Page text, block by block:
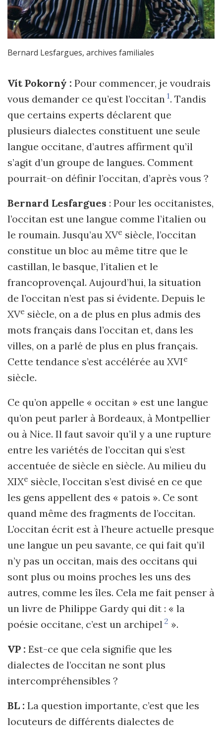
Bernard Lesfargues, archives familiales
Vít Pokorný : Pour commencer, je voudrais
vous demander ce qu’est l’occitan 1. Tandis
que certains experts déclarent que
plusieurs dialectes constituent une seule
langue occitane, d’autres affirment qu’il
s’agit d’un groupe de langues. Comment
pourrait-on définir l’occitan, d’après vous ?
Bernard Lesfargues : Pour les occitanistes,
l’occitan est une langue comme l’italien ou
le roumain. Jusqu’au XVe siècle, l’occitan
constitue un bloc au même titre que le
castillan, le basque, l’italien et le
francoprovençal. Aujourd’hui, la situation
de l’occitan n’est pas si évidente. Depuis le
XVe siècle, on a de plus en plus admis des
mots français dans l’occitan et, dans les
villes, on a parlé de plus en plus français.
Cette tendance s’est accélérée au XVIe
siècle.
Ce qu’on appelle « occitan » est une langue
qu’on peut parler à Bordeaux, à Montpellier
ou à Nice. Il faut savoir qu’il y a une rupture
entre les variétés de l’occitan qui s’est
accentuée de siècle en siècle. Au milieu du
XIXe siècle, l’occitan s’est divisé en ce que
les gens appellent des « patois ». Ce sont
quand même des fragments de l’occitan.
L’occitan écrit est à l’heure actuelle presque
une langue un peu savante, ce qui fait qu’il
n’y pas un occitan, mais des occitans qui
sont plus ou moins proches les uns des
autres, comme les îles. Cela me fait penser à
un livre de Philippe Gardy qui dit : « la
poésie occitane, c’est un archipel 2 ».
VP : Est-ce que cela signifie que les
dialectes de l’occitan ne sont plus
intercompréhensibles ?
BL : La question importante, c’est que les
locuteurs de différents dialectes de